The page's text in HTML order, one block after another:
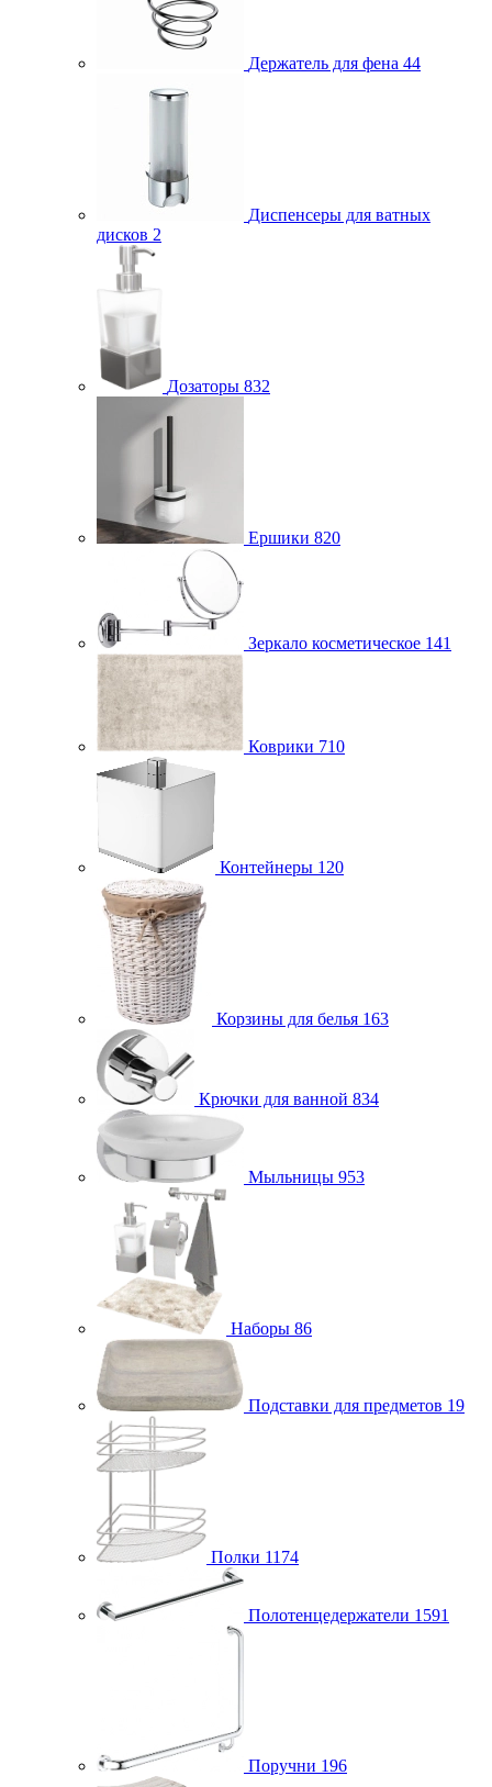
Держатель для фена 44
Диспенсеры для ватных
дисков 2
Дозаторы 832
Ершики 820
Зеркало косметическое 141
Коврики 710
Контейнеры 120
Корзины для белья 163
Крючки для ванной 834
Мыльницы 953
Наборы 86
Подставки для предметов 19
Полки 1174
Полотенцедержатели 1591
Поручни 196